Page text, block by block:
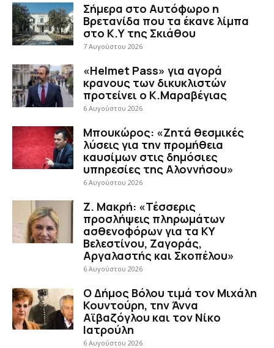
Σήμερα στο Αυτόφωρο η
Βρετανίδα που τα έκανε λίμπα
στο Κ.Υ της Σκιάθου
7 Αυγούστου 2026
«Helmet Pass» για αγορά
κρανους των δικυκλιστών
προτείνει ο Κ.Μαραβέγιας
6 Αυγούστου 2026
Μπουκώρος: «Ζητά θεσμικές
λύσεις για την προμήθεια
καυσίμων στις δημόσιες
υπηρεσίες της Αλοννήσου»
6 Αυγούστου 2026
Ζ. Μακρή: «Τέσσερις
προσλήψεις πληρωμάτων
ασθενοφόρων για τα ΚΥ
Βελεστίνου, Ζαγοράς,
Αργαλαστής και Σκοπέλου»
6 Αυγούστου 2026
Ο Δήμος Βόλου τιμά τον Μιχάλη
Κουντούρη, την Άννα
Αϊβαζόγλου και τον Νίκο
Ιατρούλη
6 Αυγούστου 2026